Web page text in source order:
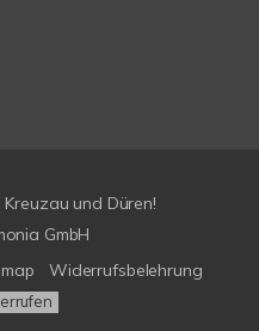
und Düren!
GmbH
Widerrufsbelehrung